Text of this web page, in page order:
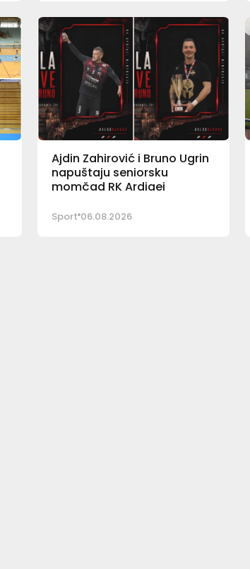
Ajdin Zahirović i Bruno Ugrin
napuštaju seniorsku
momčad RK Ardiaei
Sport 06.08.2026